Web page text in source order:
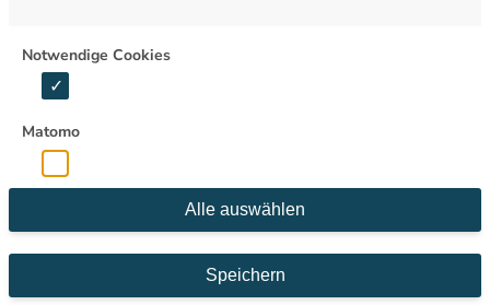
Notwendige Cookies
Matomo
Alle auswählen
Speichern